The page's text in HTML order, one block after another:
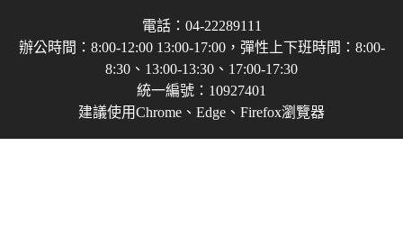
電話：04-22289111
辦公時間：8:00-12:00 13:00-17:00，彈性上下班時間：8:00-
8:30、13:00-13:30、17:00-17:30
統一編號：10927401
建議使用Chrome、Edge、Firefox瀏覽器